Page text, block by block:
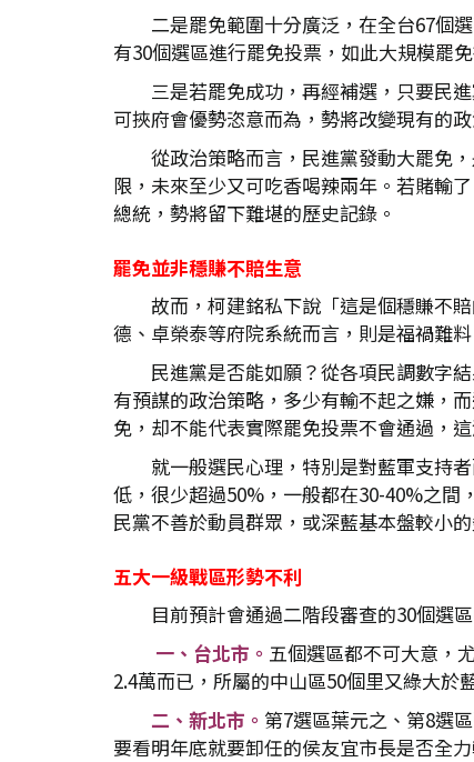
二是罷免範圍十分廣泛，在全台67個
有30個選區進行罷免投票，如此大規模罷
三是若罷免成功，再經補選，只要民
可挾府會優勢恣意而為，勢將改變現有的政
從政治策略而言，民進黨發動大罷免
限，未來至少又可吃香喝辣兩年。若賭輸
總統，勢將留下難堪的歷史記錄。
罷免並非穩賺不賠生意
故而，柯建銘私下說「這是個穩賺不
德、卓榮泰等府院系統而言，則是福禍難料
民進黨是否能如願？從各項民調數字
有預謀的政治策略，多少有輸不起之嫌，
免，却不能代表實際罷免投票不會通過，
就一般選民心理，特別是對藍軍支持
低，很少超過50%，一般都在30-40%之間
民黨不善於動員群眾，或深藍基本盤較小
五大一級戰區形勢不利
目前預計會通過二階段審查的30個選
一、台北市。 五個選區都不可大意，
2.4萬而已，所屬的中山區50個里又綠大於
二、新北市。 第7選區葉元之、第8選
要看明年底就要卸任的侯友宜市長是否全力